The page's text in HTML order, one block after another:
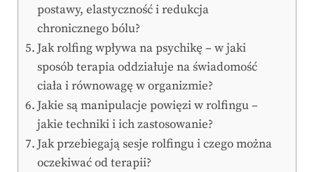
postawy, elastyczność i redukcja
chronicznego bólu?
Jak rolfing wpływa na psychikę – w jaki
sposób terapia oddziałuje na świadomość
ciała i równowagę w organizmie?
Jakie są manipulacje powięzi w rolfingu –
jakie techniki i ich zastosowanie?
Jak przebiegają sesje rolfingu i czego można
oczekiwać od terapii?